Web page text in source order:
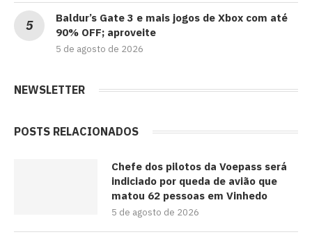
Baldur’s Gate 3 e mais jogos de Xbox com até
90% OFF; aproveite
5 de agosto de 2026
NEWSLETTER
POSTS RELACIONADOS
Chefe dos pilotos da Voepass será
indiciado por queda de avião que
matou 62 pessoas em Vinhedo
5 de agosto de 2026